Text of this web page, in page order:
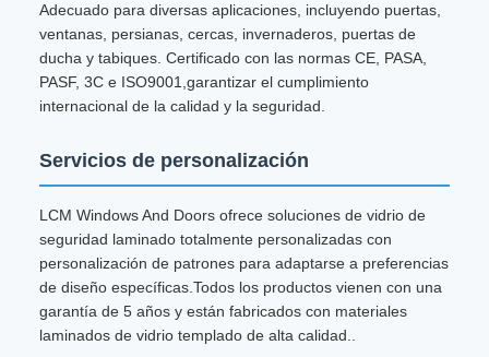
Adecuado para diversas aplicaciones, incluyendo puertas,
ventanas, persianas, cercas, invernaderos, puertas de
ducha y tabiques. Certificado con las normas CE, PASA,
PASF, 3C e ISO9001,garantizar el cumplimiento
internacional de la calidad y la seguridad.
Servicios de personalización
LCM Windows And Doors ofrece soluciones de vidrio de
seguridad laminado totalmente personalizadas con
personalización de patrones para adaptarse a preferencias
de diseño específicas.Todos los productos vienen con una
garantía de 5 años y están fabricados con materiales
laminados de vidrio templado de alta calidad..